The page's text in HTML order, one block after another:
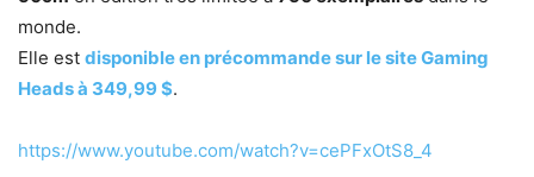
monde.
Elle est disponible en précommande sur le site Gaming
Heads à 349,99 $.
https://www.youtube.com/watch?v=cePFxOtS8_4